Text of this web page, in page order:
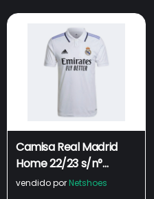
Camisa Real Madrid
Home 22/23 s/n°
Torcedor Adidas
vendido por Netshoes